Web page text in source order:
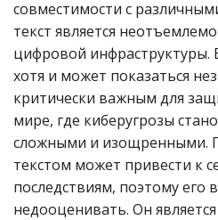
совместимости с
текст является
цифровой инфраструктуры.
хотя и может показаться
критически важным для
мире, где киберугрозы
сложными и изощренными.
текстом может привести к
последствиям, поэтому его
недооценивать. Он